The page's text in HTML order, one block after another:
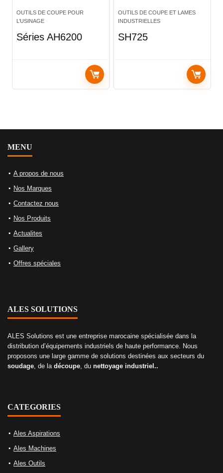
OUTILS DE COUPE POUR
L’USINAGE
Séries AH6200
OUTILS DE COUPE ET LAMES
INDUSTRIELLES
SH725
MENU
A propos de nous
Nos Marques
Contactez nous
Nos Produits
Actualites
Gallery
Offres spéciales
ALES SOLUTIONS
ALES Solutions est une entreprise marocaine spécialisée dans la
distribution d’équipements industriels de haute performance. Nous
proposons une large gamme de solutions destinées aux secteurs du
soudage, de la découpe, du nettoyage industriel..
CATEGORIES
Ales Aspirations
Ales Machines
Ales Outils